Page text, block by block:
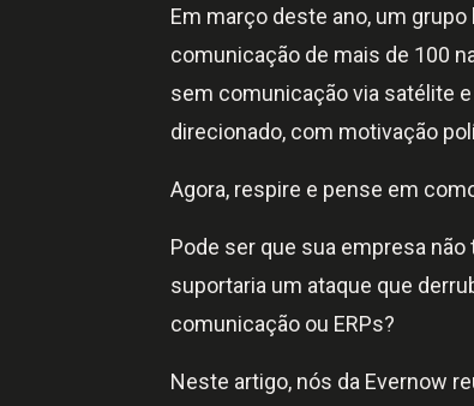
Em março deste ano, um
comunicação de mais de 100
sem comunicação via satélite
direcionado, com motivação
Agora, respire e pense em
Pode ser que sua empresa
suportaria um ataque que
comunicação ou ERPs?
Neste artigo, nós da Evernow